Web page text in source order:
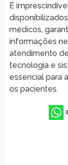
É
médicos,
informações
atendimento
tecnologia e
essencial para
os pacientes.